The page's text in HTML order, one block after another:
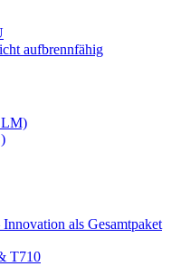
aufbrennfähig
als Gesamtpaket
T710